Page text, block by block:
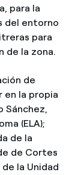
para la
del entorno
para
de la zona.
de
en la propia
Sánchez,
(ELA);
de la
de Cortes
la Unidad